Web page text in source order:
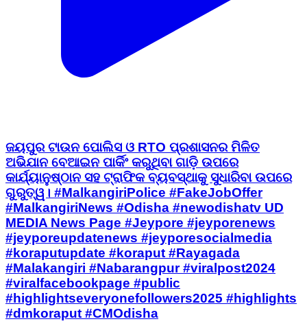
ଜୟପୁର ଟାଉନ ପୋଲିସ ଓ RTO ପ୍ରଶାସନର ମିଳିତ
ଅଭିଯାନ ବେଆଇନ ପାର୍କିଂ କରୁଥିବା ଗାଡ଼ି ଉପରେ
କାର୍ଯ୍ୟାନୁଷ୍ଠାନ ସହ ଟ୍ରାଫିକ ବ୍ୟବସ୍ଥାକୁ ସୁଧାରିବା ଉପରେ
ଗୁରୁତ୍ୱ। #MalkangiriPolice #FakeJobOffer
#MalkangiriNews #Odisha #newodishatv UD
MEDIA News Page #Jeypore #jeyporenews
#jeyporeupdatenews #jeyporesocialmedia
#koraputupdate #koraput #Rayagada
#Malakangiri #Nabarangpur #viralpost2024
#viralfacebookpage #public
#highlightseveryonefollowers2025 #highlights
#dmkoraput #CMOdisha